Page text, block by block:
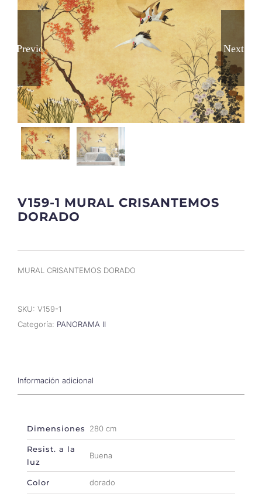
Previous Next
V159-1 MURAL CRISANTEMOS
DORADO
MURAL CRISANTEMOS DORADO
SKU: V159-1
Categoría: PANORAMA II
Información adicional
Dimensiones 280 cm
Resist. a la
luz
Buena
Color dorado